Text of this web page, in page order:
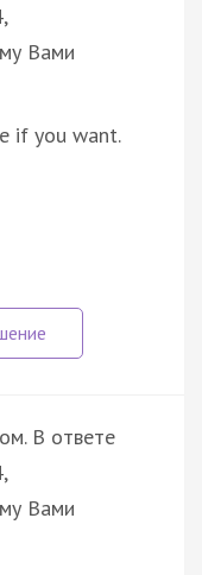
Вами
if you want.
В ответе
Вами